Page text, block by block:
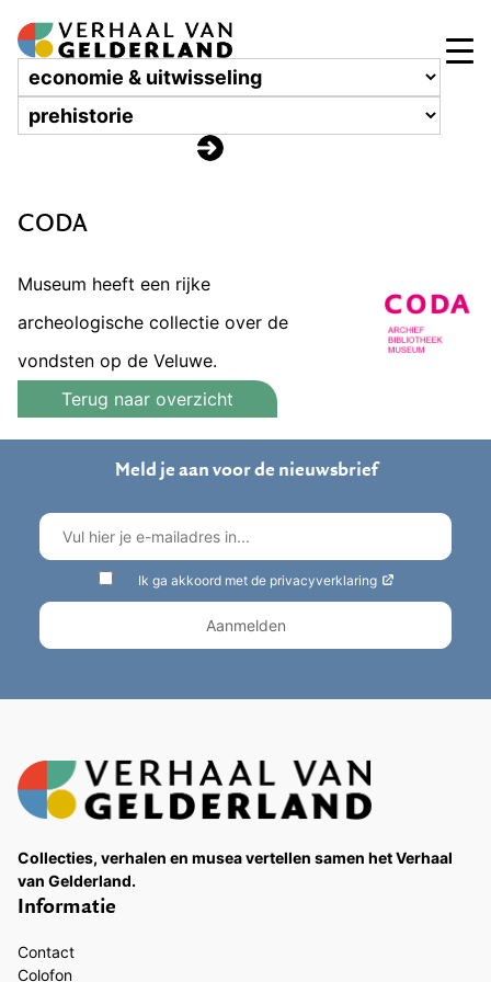
CODA
Museum heeft een rijke
archeologische collectie over de
vondsten op de Veluwe.
Terug naar overzicht
Meld je aan voor de nieuwsbrief
Ik ga akkoord met de privacyverklaring
Collecties, verhalen en musea vertellen samen het Verhaal
van Gelderland.
Informatie
Contact
Colofon